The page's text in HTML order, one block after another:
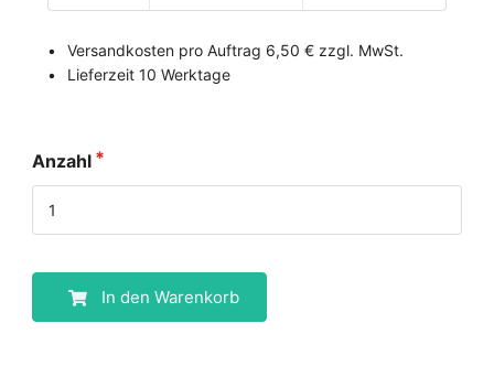
Versandkosten pro Auftrag 6,50 € zzgl. MwSt.
Lieferzeit 10 Werktage
Anzahl
In den Warenkorb